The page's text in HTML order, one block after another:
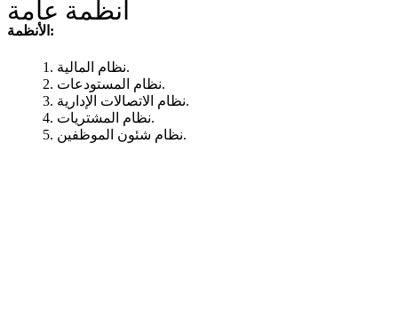
أنظمة عامة
الأنظمة:
1. نظام المالية.
2. نظام المستودعات.
3. نظام الاتصالات الإدارية.
4. نظام المشتريات.
5. نظام شئون الموظفين.